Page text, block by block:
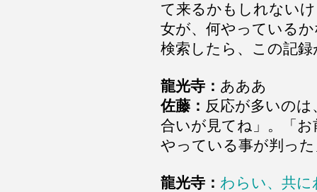
て来るかもしれない
女が、何やっている
検索したら、この記
龍光寺： あああ
佐藤： 反応が多いの
合いが見てね」。「
やっている事が判っ
龍光寺： わらい、共に